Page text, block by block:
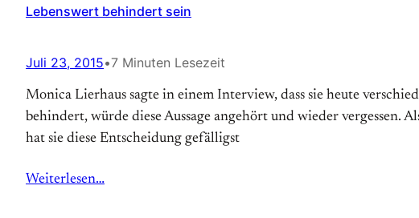
Lebenswert behindert sein
Juli 23, 2015•7 Minuten Lesezeit
Monica Lierhaus sagte in einem Interview, dass sie heute
behindert, würde diese Aussage angehört und wieder vergessen.
hat sie diese Entscheidung gefälligst
Weiterlesen…